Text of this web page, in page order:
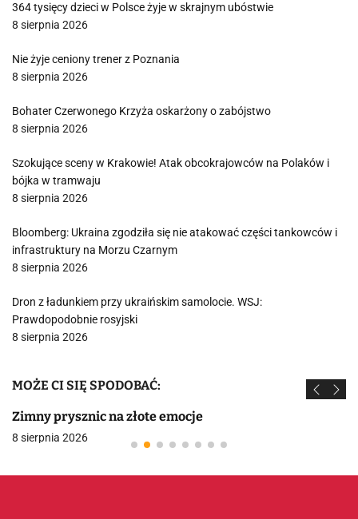
364 tysięcy dzieci w Polsce żyje w skrajnym ubóstwie
8 sierpnia 2026
Nie żyje ceniony trener z Poznania
8 sierpnia 2026
Bohater Czerwonego Krzyża oskarżony o zabójstwo
8 sierpnia 2026
Szokujące sceny w Krakowie! Atak obcokrajowców na Polaków i
bójka w tramwaju
8 sierpnia 2026
Bloomberg: Ukraina zgodziła się nie atakować części tankowców i
infrastruktury na Morzu Czarnym
8 sierpnia 2026
Dron z ładunkiem przy ukraińskim samolocie. WSJ:
Prawdopodobnie rosyjski
8 sierpnia 2026
MOŻE CI SIĘ SPODOBAĆ:
Zimny prysznic na złote emocje
8 sierpnia 2026